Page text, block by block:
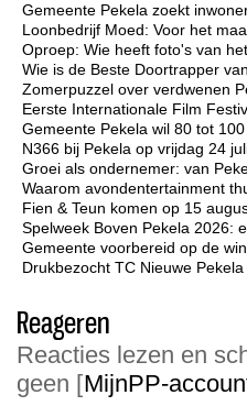
Gemeente Pekela zoekt
Loonbedrijf Moed: Voor het
Oproep: Wie heeft foto's van
Wie is de Beste Doortrapper
Zomerpuzzel over verdwenen
Eerste Internationale Film
Gemeente Pekela wil 80 tot
N366 bij Pekela op vrijdag 24
Groei als ondernemer: van
Waarom avondentertainment
Fien & Teun komen op 15
Spelweek Boven Pekela 2026:
Gemeente voorbereid op de
Drukbezocht TC Nieuwe
Reageren
Reacties lezen en
geen [MijnPP-